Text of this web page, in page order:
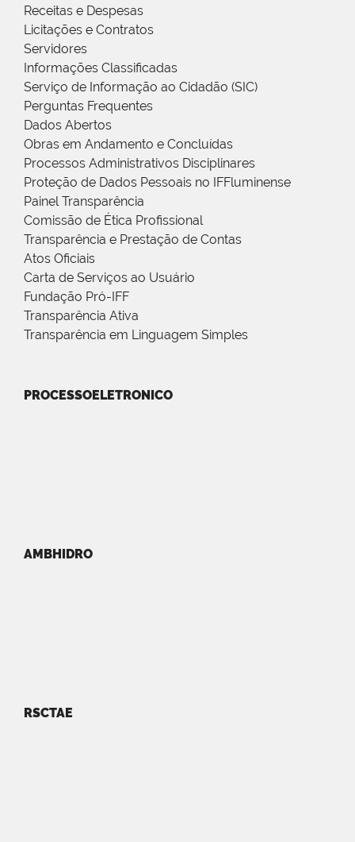
Receitas e Despesas
Licitações e Contratos
Servidores
Informações Classificadas
Serviço de Informação ao Cidadão (SIC)
Perguntas Frequentes
Dados Abertos
Obras em Andamento e Concluídas
Processos Administrativos Disciplinares
Proteção de Dados Pessoais no IFFluminense
Painel Transparência
Comissão de Ética Profissional
Transparência e Prestação de Contas
Atos Oficiais
Carta de Serviços ao Usuário
Fundação Pró-IFF
Transparência Ativa
Transparência em Linguagem Simples
PROCESSOELETRONICO
AMBHIDRO
RSCTAE